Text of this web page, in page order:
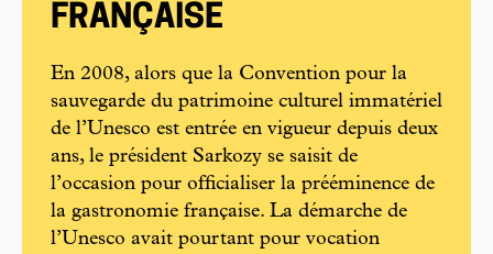
FRANÇAISE
En 2008, alors que la Convention pour la
sauvegarde du patrimoine culturel immatériel
de l’Unesco est entrée en vigueur depuis deux
ans, le président Sarkozy se saisit de
l’occasion pour officialiser la prééminence de
la gastronomie française. La démarche de
l’Unesco avait pourtant pour vocation